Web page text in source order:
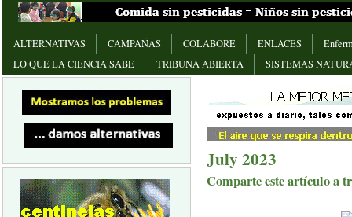
ALTERNATIVAS CAMPAÑAS COLABORE ENLACES
LO QUE LA CIENCIA SABE
TRIBUNA ABIERTA SISTEMAS
July 2023
Comparte este artículo a